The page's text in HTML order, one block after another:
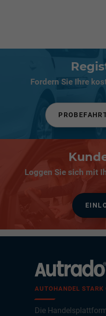
Fordern Sie Ihre
Loggen Sie sich mit
AUTOHANDEL STARK
Die